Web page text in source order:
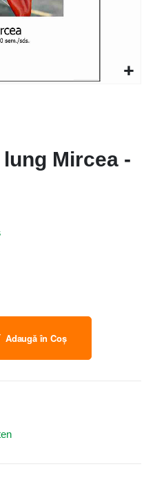
Mircea -
Adaugă în Coș